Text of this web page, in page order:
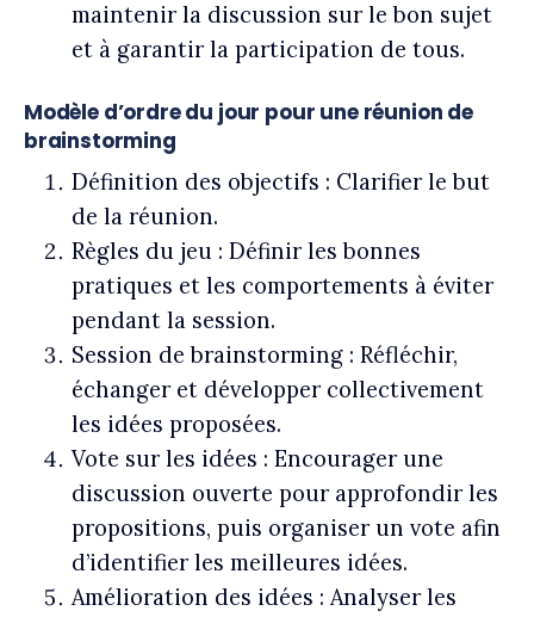
maintenir la discussion sur le bon sujet
et à garantir la participation de tous.
Modèle d’ordre du jour pour une réunion de
brainstorming
Définition des objectifs : Clarifier le but
de la réunion.
Règles du jeu : Définir les bonnes
pratiques et les comportements à éviter
pendant la session.
Session de brainstorming : Réfléchir,
échanger et développer collectivement
les idées proposées.
Vote sur les idées : Encourager une
discussion ouverte pour approfondir les
propositions, puis organiser un vote afin
d’identifier les meilleures idées.
Amélioration des idées : Analyser les